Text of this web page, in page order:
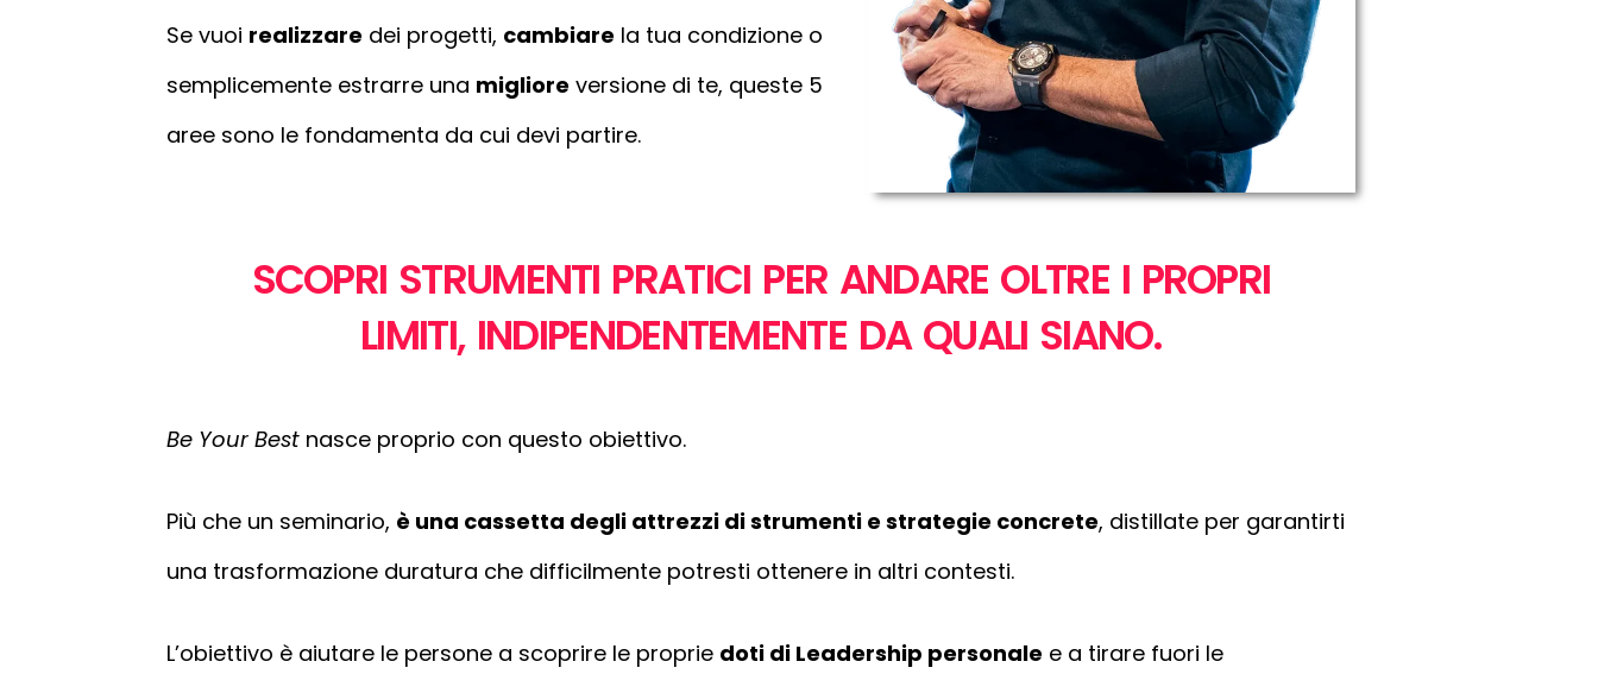
Se vuoi realizzare dei progetti, cambiare la tua condizione o
semplicemente estrarre una migliore versione di te, queste 5
aree sono le fondamenta da cui devi partire.
SCOPRI STRUMENTI PRATICI PER ANDARE OLTRE I PROPRI
LIMITI, INDIPENDENTEMENTE DA QUALI SIANO.
Be Your Best nasce proprio con questo obiettivo.
Più che un seminario, è una cassetta degli attrezzi di strumenti e strategie concrete, distillate per garantirti
una trasformazione duratura che difficilmente potresti ottenere in altri contesti.
L’obiettivo è aiutare le persone a scoprire le proprie doti di Leadership personale e a tirare fuori le